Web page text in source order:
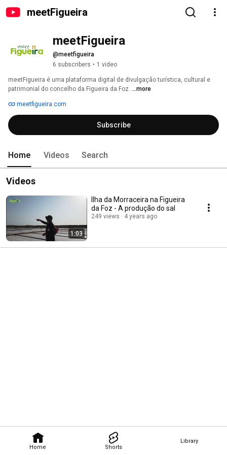
meetFigueira
Home Shorts
Library
meetFigueira
@meetfigueira
6 subscribers • 1 video
meetFigueira é uma plataforma digital de divulgação turística, cultural e
patrimonial do concelho da Figueira da Foz. ...more
meetfigueira.com
Subscribe
Home Videos Search
Videos
1:03
Ilha da Morraceira na Figueira
da Foz - A produção do sal
249 views 4 years ago